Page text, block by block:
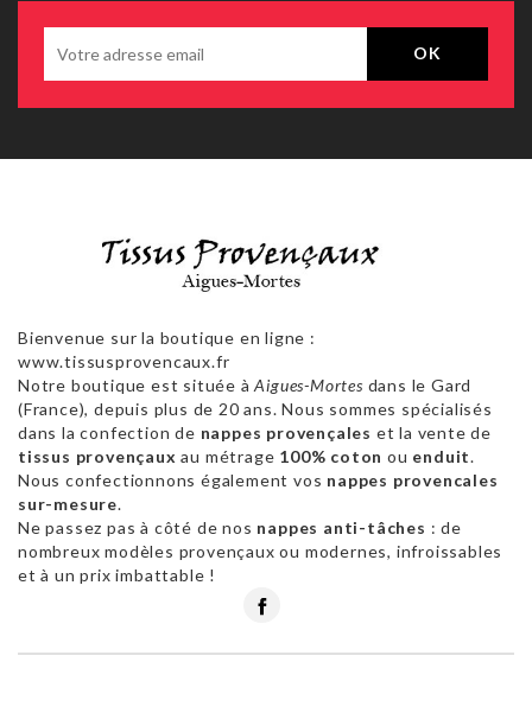
Bienvenue sur la boutique en ligne :
www.tissusprovencaux.fr
Notre boutique est située àAigues-Mortes dans le Gard
(France), depuis plus de 20 ans. Nous sommes spécialisés
dans la confection de nappes provençales et la vente de
tissus provençaux au métrage 100% coton ou enduit.
Nous confectionnons également vos nappes provencales
sur-mesure.
Ne passez pas à côté de nos nappes anti-tâches : de
nombreux modèles provençaux ou modernes, infroissables
et à un prix imbattable !